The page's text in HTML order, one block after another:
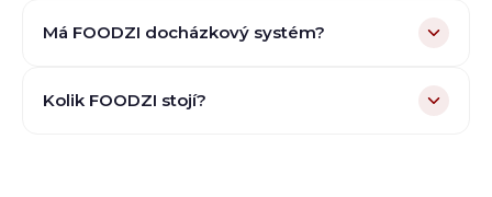
Má FOODZI docházkový systém?
Kolik FOODZI stojí?